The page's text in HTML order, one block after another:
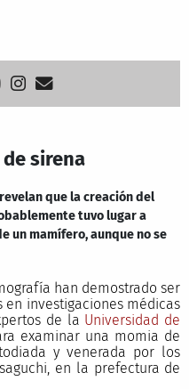
sirena
que la creación del
tuvo lugar a
un mamífero, aunque no se
han demostrado ser
investigaciones médicas
de la Universidad de
examinar una momia de
y venerada por los
en la prefectura de